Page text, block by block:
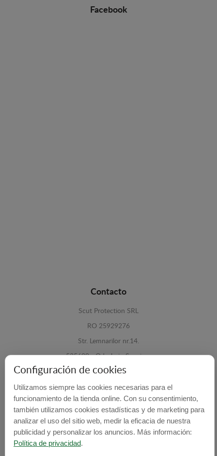
Facebook
Contacto
Scut Protection SRL
RO 25929276
Str. Lemnarilor nr.14.
535600 - Odorheiu Secuiesc
Harghita, Romania
E-mail: info@cubrecarter.com
www.cubrecarter.com
Configuración de cookies
Utilizamos siempre las cookies necesarias para el
funcionamiento de la tienda online. Con su consentimiento,
también utilizamos cookies estadísticas y de marketing para
analizar el uso del sitio web, medir la eficacia de nuestra
publicidad y personalizar los anuncios. Más información:
Política de privacidad.